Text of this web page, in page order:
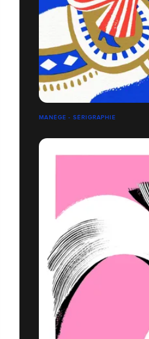
MANÈGE - SÉRIGRAPHIE